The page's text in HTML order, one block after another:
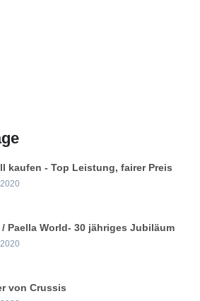
kaufen - Top Leistung, fairer Preis
Paella World- 30 jähriges Jubiläum
von Crussis